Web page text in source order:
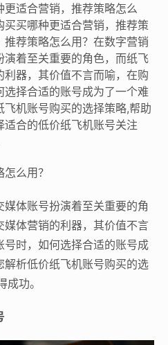
适合营销，推荐策略怎么
买哪种更适合营销，推荐策
荐策略怎么用？在数字营销
着至关重要的角色，而纸飞
器，其价值不言而喻，在购
择合适的账号成为了一个难
机账号购买的选择策略,帮助
合的低价纸飞机账号关注
么用？
体账号扮演着至关重要的角
体营销的利器，其价值不言
时，如何选择合适的账号成
析低价纸飞机账号购买的选
功。